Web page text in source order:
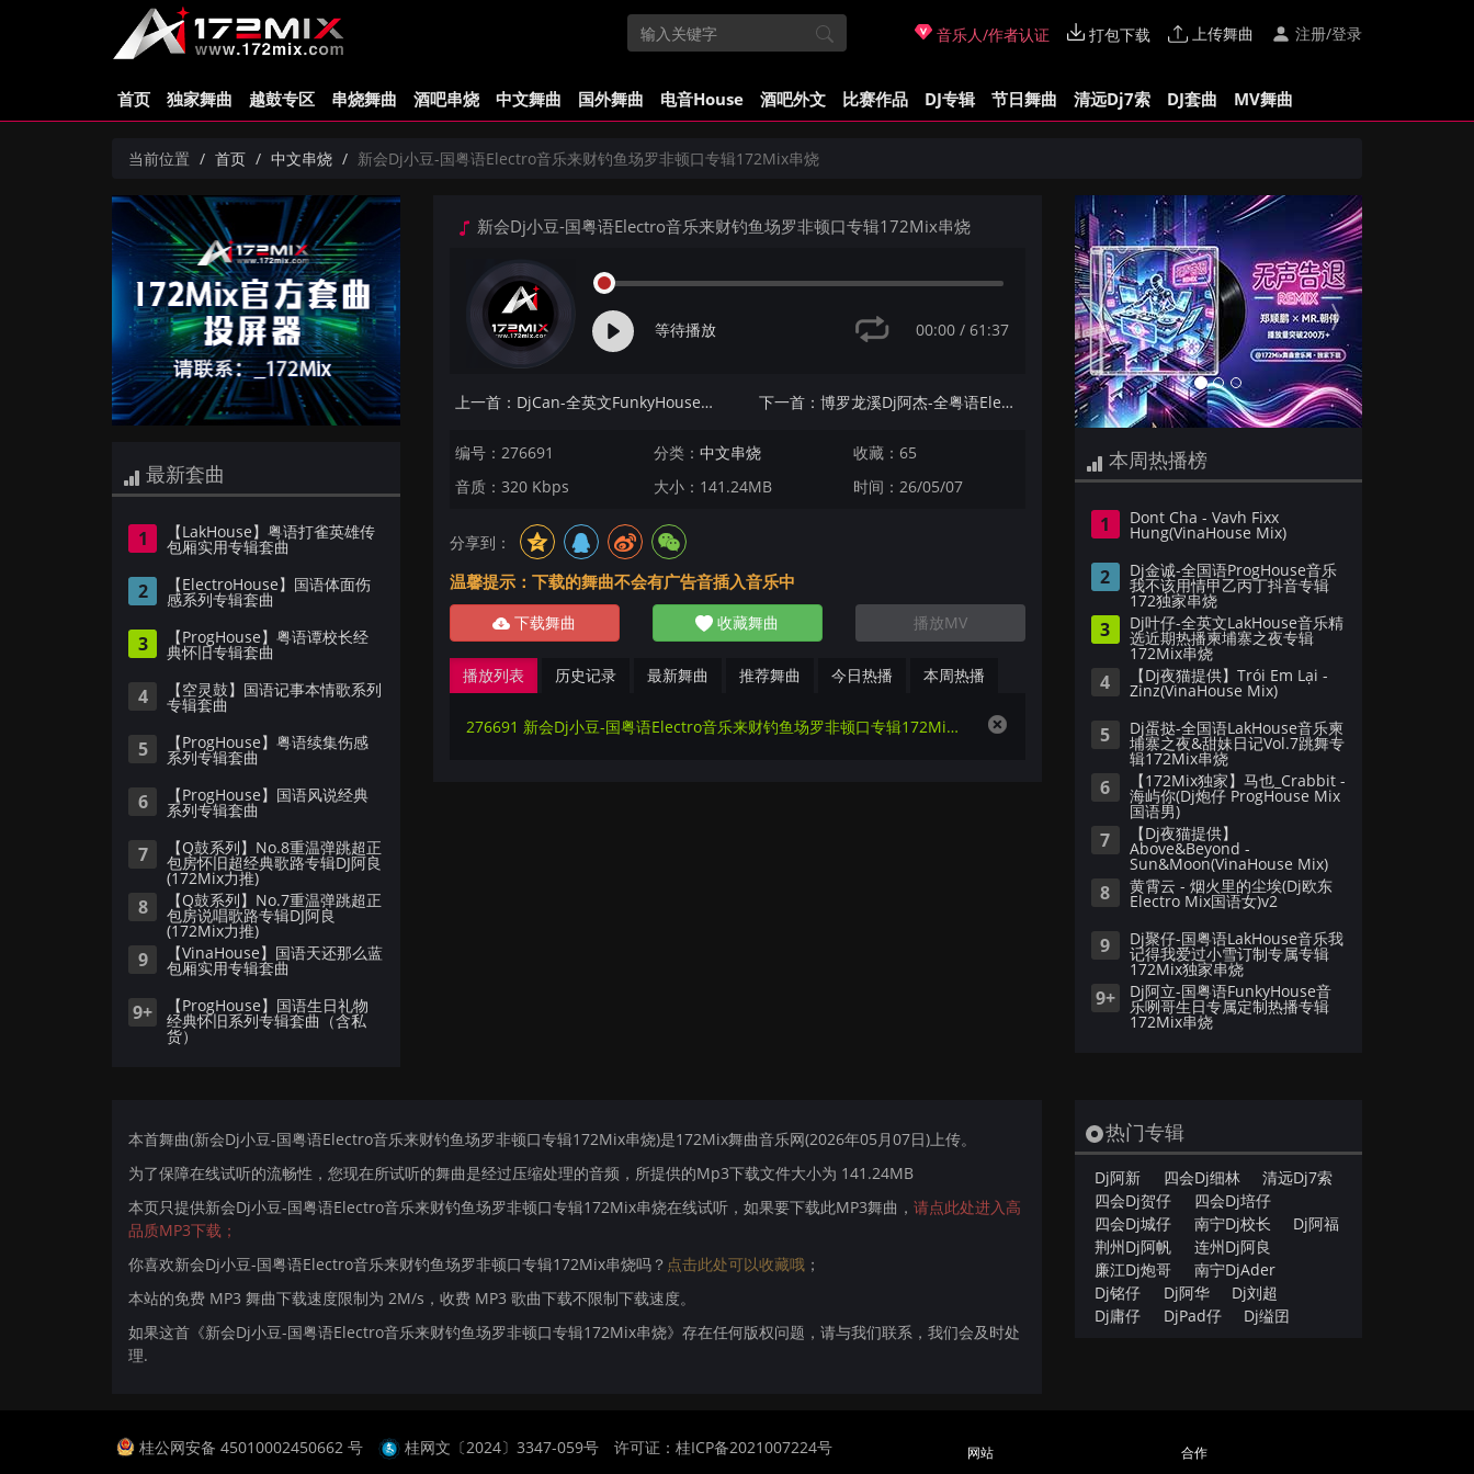
音乐人/作者认证 打包下载 上传舞曲 注册/登录
首页 独家舞曲 越鼓专区 串烧舞曲 酒吧串烧 中文舞曲 国外舞曲 电音House 酒吧外文 比赛作品 DJ专辑 节日舞曲 清远Dj7索 DJ套曲 MV舞曲
当前位置 首页 中文串烧 新会Dj小豆-国粤语Electro音乐来财钓鱼场罗非顿口专辑172Mix串烧
最新套曲
1 【LakHouse】粤语打雀英雄传
包厢实用专辑套曲
2 【ElectroHouse】国语体面伤
感系列专辑套曲
3 【ProgHouse】粤语谭校长经
典怀旧专辑套曲
4 【空灵鼓】国语记事本情歌系列
专辑套曲
5 【ProgHouse】粤语续集伤感
系列专辑套曲
6 【ProgHouse】国语风说经典
系列专辑套曲
7 【Q鼓系列】No.8重温弹跳超正
包房怀旧超经典歌路专辑DJ阿良
(172Mix力推)
8 【Q鼓系列】No.7重温弹跳超正
包房说唱歌路专辑DJ阿良
(172Mix力推)
9 【VinaHouse】国语天还那么蓝
包厢实用专辑套曲
9+ 【ProgHouse】国语生日礼物
经典怀旧系列专辑套曲（含私
货）
新会Dj小豆-国粤语Electro音乐来财钓鱼场罗非顿口专辑172Mix串烧
等待播放 00:00 / 61:37
上一首：DjCan-全英文FunkyHouse音乐Say Goodbye自用女唱Q鼓专辑172Mix串烧 下一首：博罗龙溪Dj阿杰-全粤语Electro音乐神奇女侠开场专辑172Mix串烧
编号：276691 分类：中文串烧
收藏：65
音质：320 Kbps
大小：141.24MB 时间：26/05/07
分享到：
温馨提示：下载的舞曲不会有广告音插入音乐中
下载舞曲 收藏舞曲 播放MV
播放列表 历史记录 最新舞曲 推荐舞曲 今日热播 本周热播
276691 新会Dj小豆-国粤语Electro音乐来财钓鱼场罗非顿口专辑172Mix串烧
Previous Next
本周热播榜
1 Dont Cha - Vavh Fixx
Hung(VinaHouse Mix)
2 Dj金诚-全国语ProgHouse音乐
我不该用情甲乙丙丁抖音专辑
172独家串烧
3 Dj叶仔-全英文LakHouse音乐精
选近期热播柬埔寨之夜专辑
172Mix串烧
4 【Dj夜猫提供】Trói Em Lại -
Zinz(VinaHouse Mix)
5 Dj蛋挞-全国语LakHouse音乐柬
埔寨之夜&甜妹日记Vol.7跳舞专
辑172Mix串烧
6 【172Mix独家】马也_Crabbit -
海屿你(Dj炮仔 ProgHouse Mix
国语男)
7 【Dj夜猫提供】
Above&Beyond -
Sun&Moon(VinaHouse Mix)
8 黄霄云 - 烟火里的尘埃(Dj欧东
Electro Mix国语女)v2
9 Dj聚仔-国粤语LakHouse音乐我
记得我爱过小雪订制专属专辑
172Mix独家串烧
9+ Dj阿立-国粤语FunkyHouse音
乐咧哥生日专属定制热播专辑
172Mix串烧
本首舞曲(新会Dj小豆-国粤语Electro音乐来财钓鱼场罗非顿口专辑172Mix串烧)是172Mix舞曲音乐网(2026年05月07日)上传。
为了保障在线试听的流畅性，您现在所试听的舞曲是经过压缩处理的音频，所提供的Mp3下载文件大小为 141.24MB
本页只提供新会Dj小豆-国粤语Electro音乐来财钓鱼场罗非顿口专辑172Mix串烧在线试听，如果要下载此MP3舞曲， 请点此处进入高
品质MP3下载；
你喜欢新会Dj小豆-国粤语Electro音乐来财钓鱼场罗非顿口专辑172Mix串烧吗？ 点击此处可以收藏哦 ；
本站的免费 MP3 舞曲下载速度限制为 2M/s，收费 MP3 歌曲下载不限制下载速度。
如果这首《新会Dj小豆-国粤语Electro音乐来财钓鱼场罗非顿口专辑172Mix串烧》存在任何版权问题，请与我们联系，我们会及时处
理.
热门专辑
Dj阿新 四会Dj细林
清远Dj7索
四会Dj贺仔
四会Dj培仔
四会Dj城仔
南宁Dj校长
Dj阿福
荆州Dj阿帆
连州Dj阿良
廉江Dj炮哥
南宁DjAder
Dj铭仔
Dj阿华
Dj刘超
Dj庸仔
DjPad仔 Dj缢囝
桂公网安备 45010002450662 号 桂网文〔2024〕3347-059号
许可证：桂ICP备2021007224号
网站 合作